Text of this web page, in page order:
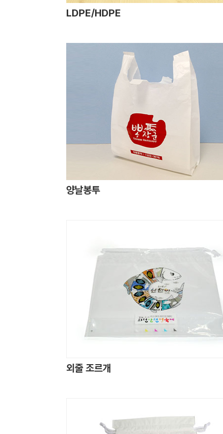
LDPE/HDPE
양날봉투
외줄 조르개